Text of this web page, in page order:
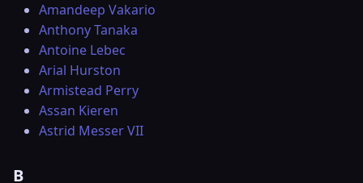
Amandeep Vakario
Anthony Tanaka
Antoine Lebec
Arial Hurston
Armistead Perry
Assan Kieren
Astrid Messer VII
B